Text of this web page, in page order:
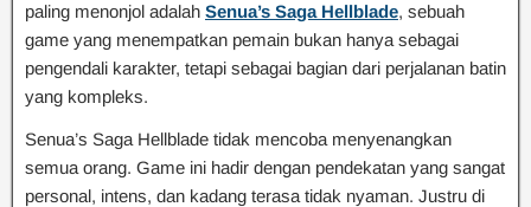
paling menonjol adalah Senua’s Saga Hellblade, sebuah
game yang menempatkan pemain bukan hanya sebagai
pengendali karakter, tetapi sebagai bagian dari perjalanan batin
yang kompleks.
Senua’s Saga Hellblade tidak mencoba menyenangkan
semua orang. Game ini hadir dengan pendekatan yang sangat
personal, intens, dan kadang terasa tidak nyaman. Justru di